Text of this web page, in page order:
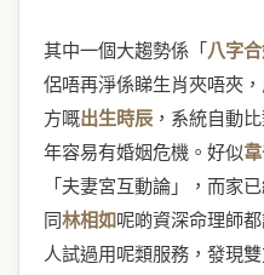
其中一個大趨勢係「八字
侶唔再淨係睇生肖夾唔夾
方嘅出生時辰 ，系統自動
年容易有婚姻危機。好似
「夫妻宮互動論」，而家
同林相如呢啲資深命理師
人試過用呢類服務，發現